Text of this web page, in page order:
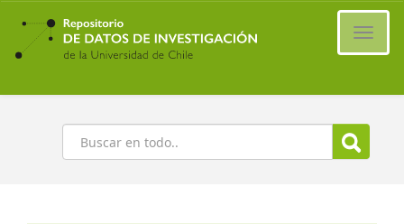
Ir
contenido
principal
Buscar